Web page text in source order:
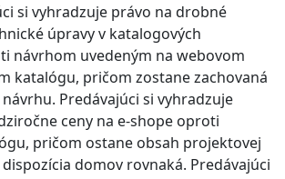
si vyhradzuje právo na drobné
úpravy v katalogových
návrhom uvedeným na webovom
katalógu, pričom zostane zachovaná
Predávajúci si vyhradzuje
ceny na e-shope oproti
pričom ostane obsah projektovej
domov rovnaká. Predávajúci